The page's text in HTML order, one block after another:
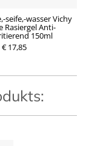
seife,-wasser Vichy
Rasiergel Anti-
150ml
€ 17,85